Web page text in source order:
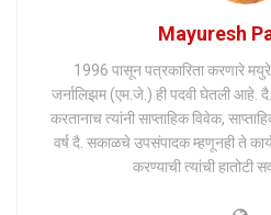
Mayuresh
1996 पासून पत्रकारिता करणारे
जर्नालिझम (एम.जे.) ही पदवी घेतली आहे. दै.
करतानाच त्यांनी साप्ताहिक विवेक,
वर्ष दै. सकाळचे उपसंपादक म्हणूनही ते
करण्याची त्यांची हातोटी